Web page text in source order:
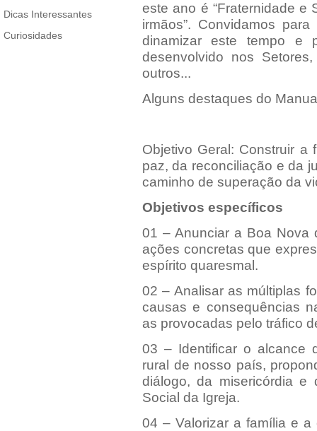
Dicas Interessantes
Curiosidades
este ano é “Fraternidade e
irmãos”. Convidamos
dinamizar este tempo e
desenvolvido nos
outros...
Alguns destaques do
Objetivo Geral: Construir a
paz, da reconciliação e da
caminho de superação da
Objetivos específicos
01 – Anunciar a Boa Nova
ações concretas que
espírito quaresmal.
02 – Analisar as múltiplas
causas e consequências
as provocadas pelo tráfico
03 – Identificar o alcance
rural de nosso país,
diálogo, da misericórdia
Social da Igreja.
04 – Valorizar a família e